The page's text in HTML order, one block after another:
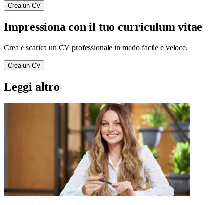
Crea un CV
Impressiona con il tuo curriculum vitae
Crea e scarica un CV professionale in modo facile e veloce.
Crea un CV
Leggi altro